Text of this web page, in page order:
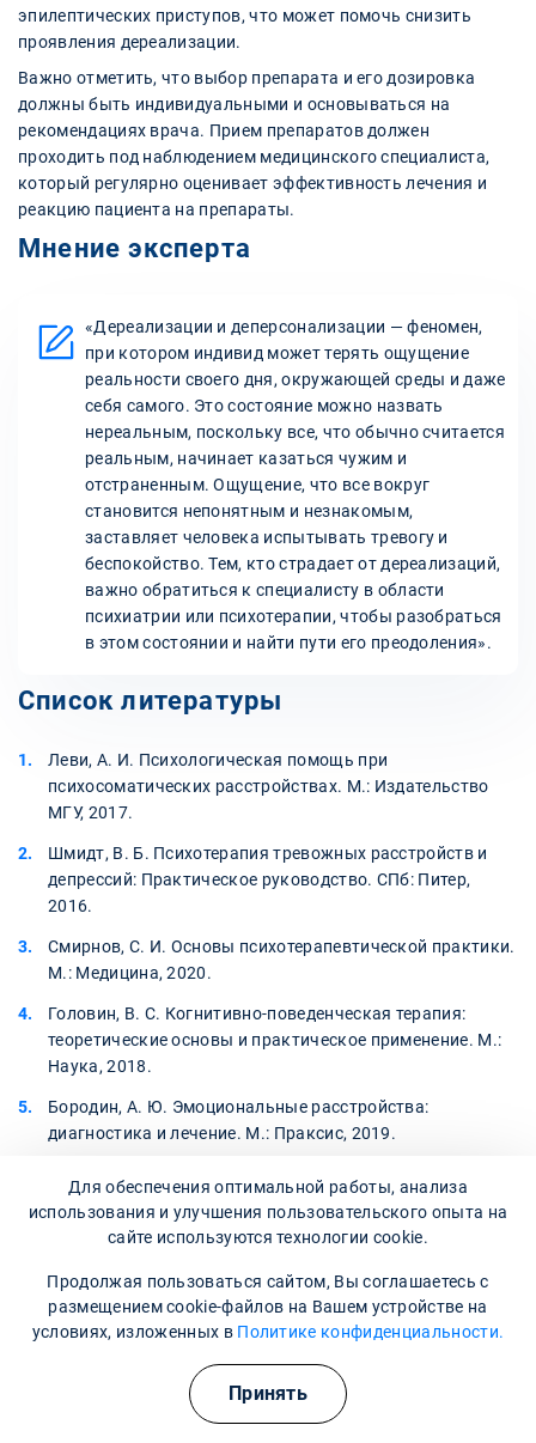
эпилептических приступов, что может помочь снизить
проявления дереализации.
Важно отметить, что выбор препарата и его дозировка
должны быть индивидуальными и основываться на
рекомендациях врача. Прием препаратов должен
проходить под наблюдением медицинского специалиста,
который регулярно оценивает эффективность лечения и
реакцию пациента на препараты.
Мнение эксперта
«Дереализации и деперсонализации — феномен,
при котором индивид может терять ощущение
реальности своего дня, окружающей среды и даже
себя самого. Это состояние можно назвать
нереальным, поскольку все, что обычно считается
реальным, начинает казаться чужим и
отстраненным. Ощущение, что все вокруг
становится непонятным и незнакомым,
заставляет человека испытывать тревогу и
беспокойство. Тем, кто страдает от дереализаций,
важно обратиться к специалисту в области
психиатрии или психотерапии, чтобы разобраться
в этом состоянии и найти пути его преодоления».
Список литературы
Леви, А. И. Психологическая помощь при
психосоматических расстройствах. М.: Издательство
МГУ, 2017.
Шмидт, В. Б. Психотерапия тревожных расстройств и
депрессий: Практическое руководство. СПб: Питер,
2016.
Смирнов, С. И. Основы психотерапевтической практики.
М.: Медицина, 2020.
Головин, В. С. Когнитивно-поведенческая терапия:
теоретические основы и практическое применение. М.:
Наука, 2018.
Бородин, А. Ю. Эмоциональные расстройства:
диагностика и лечение. М.: Праксис, 2019.
Лицензии
Для обеспечения оптимальной работы, анализа
использования и улучшения пользовательского опыта на
сайте используются технологии cookie.
Продолжая пользоваться сайтом, Вы соглашаетесь с
размещением cookie-файлов на Вашем устройстве на
условиях, изложенных в Политике конфиденциальности.
Принять